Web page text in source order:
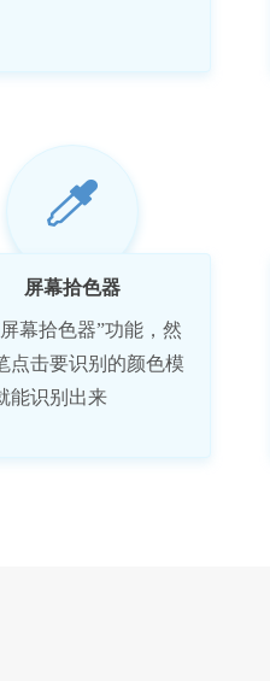
屏幕拾色器
幕拾色器”功能，然
点击要识别的颜色模
能识别出来